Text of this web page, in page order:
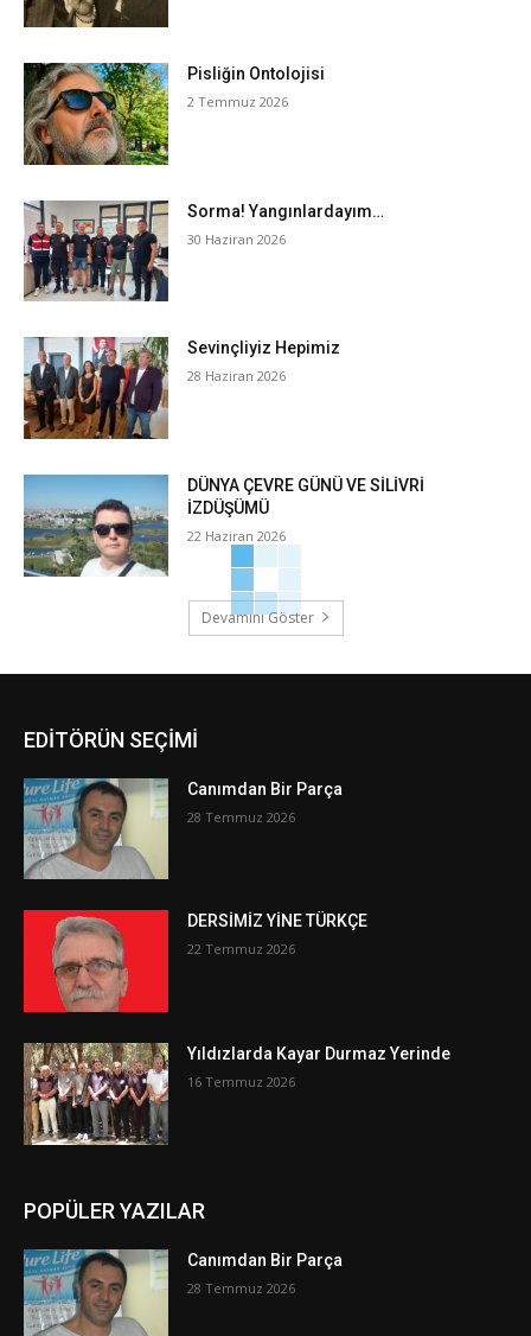
Pisliğin Ontolojisi
2 Temmuz 2026
Sorma! Yangınlardayım…
30 Haziran 2026
Sevinçliyiz Hepimiz
28 Haziran 2026
DÜNYA ÇEVRE GÜNÜ VE SİLİVRİ
İZDÜŞÜMÜ
22 Haziran 2026
Devamını Göster
EDİTÖRÜN SEÇİMİ
Canımdan Bir Parça
28 Temmuz 2026
DERSİMİZ YİNE TÜRKÇE
22 Temmuz 2026
Yıldızlarda Kayar Durmaz Yerinde
16 Temmuz 2026
POPÜLER YAZILAR
Canımdan Bir Parça
28 Temmuz 2026